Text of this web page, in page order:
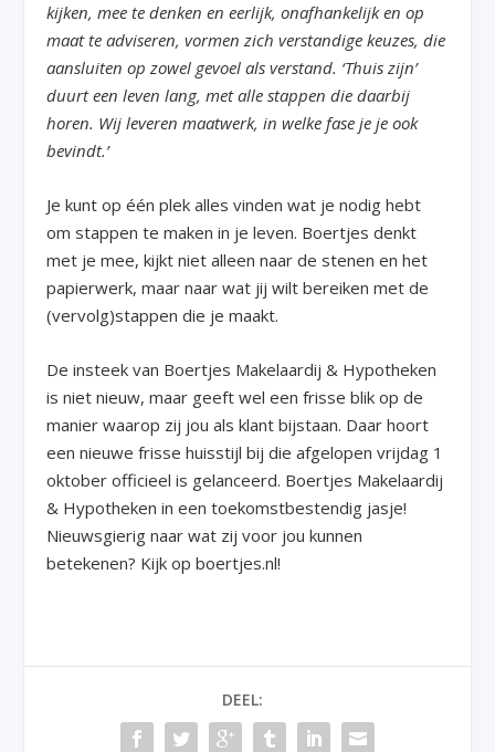
kijken, mee te denken en eerlijk, onafhankelijk en op
maat te adviseren, vormen zich verstandige keuzes, die
aansluiten op zowel gevoel als verstand. ‘Thuis zijn’
duurt een leven lang, met alle stappen die daarbij
horen. Wij leveren maatwerk, in welke fase je je ook
bevindt.’
Je kunt op één plek alles vinden wat je nodig hebt
om stappen te maken in je leven. Boertjes denkt
met je mee, kijkt niet alleen naar de stenen en het
papierwerk, maar naar wat jij wilt bereiken met de
(vervolg)stappen die je maakt.
De insteek van Boertjes Makelaardij & Hypotheken
is niet nieuw, maar geeft wel een frisse blik op de
manier waarop zij jou als klant bijstaan. Daar hoort
een nieuwe frisse huisstijl bij die afgelopen vrijdag 1
oktober officieel is gelanceerd. Boertjes Makelaardij
& Hypotheken in een toekomstbestendig jasje!
Nieuwsgierig naar wat zij voor jou kunnen
betekenen? Kijk op boertjes.nl!
DEEL: